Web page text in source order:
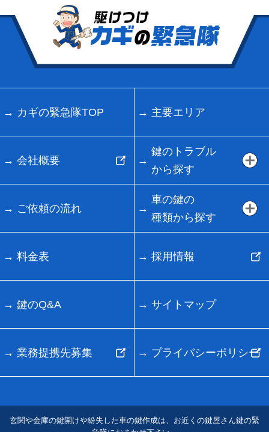
カギの緊急隊TOP 主要エリア
会社概要
鍵のトラブル
から探す
ご依頼の流れ
車の鍵の
種類から探す
料金表 採用情報
鍵のQ&A サイトマップ
業務提携先募集 プライバシーポリシー
玄関や金庫の鍵開けや紛失した車の鍵作成は、お近くの鍵屋さん鍵の緊